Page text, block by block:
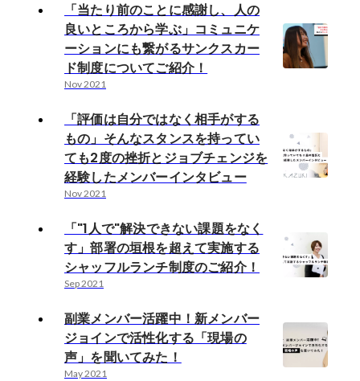
「当たり前のことに感謝し、人の
良いところから学ぶ」コミュニケ
ーションにも繋がるサンクスカー
ド制度についてご紹介！
Nov 2021
「評価は自分ではなく相手がする
もの」そんなスタンスを持ってい
ても2度の挫折とジョブチェンジを
経験したメンバーインタビュー
Nov 2021
「"1人で"解決できない課題をなく
す」部署の垣根を超えて実施する
シャッフルランチ制度のご紹介！
Sep 2021
副業メンバー活躍中！新メンバー
ジョインで活性化する「現場の
声」を聞いてみた！
May 2021